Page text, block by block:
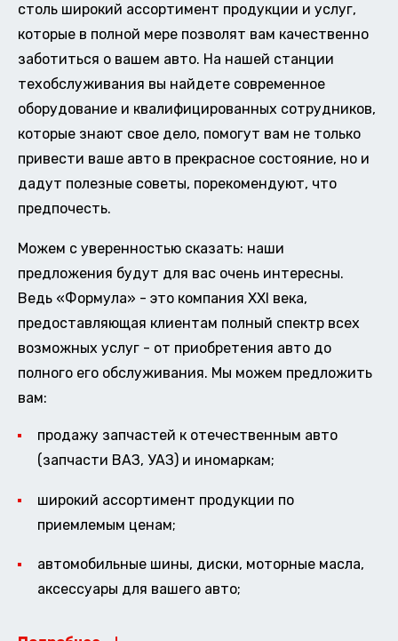
столь широкий ассортимент продукции и услуг,
которые в полной мере позволят вам качественно
заботиться о вашем авто. На нашей станции
техобслуживания вы найдете современное
оборудование и квалифицированных сотрудников,
которые знают свое дело, помогут вам не только
привести ваше авто в прекрасное состояние, но и
дадут полезные советы, порекомендуют, что
предпочесть.
Можем с уверенностью сказать: наши
предложения будут для вас очень интересны.
Ведь «Формула» - это компания XXI века,
предоставляющая клиентам полный спектр всех
возможных услуг - от приобретения авто до
полного его обслуживания. Мы можем предложить
вам:
продажу запчастей к отечественным авто
(запчасти ВАЗ, УАЗ) и иномаркам;
широкий ассортимент продукции по
приемлемым ценам;
автомобильные шины, диски, моторные масла,
аксессуары для вашего авто;